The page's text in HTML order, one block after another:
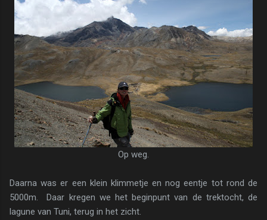
Op weg.
Daarna was er een klein klimmetje en nog eentje tot rond de
5000m. Daar kregen we het beginpunt van de trektocht, de
lagune van Tuni, terug in het zicht.